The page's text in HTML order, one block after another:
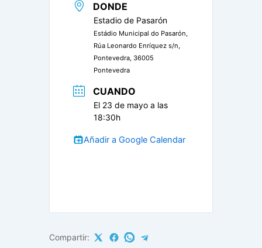
DONDE
Estadio de Pasarón
Estádio Municipal do Pasarón,
Rúa Leonardo Enríquez s/n,
Pontevedra, 36005
Pontevedra
CUANDO
El 23 de mayo a las
18:30h
Añadir a Google Calendar
Compartir: